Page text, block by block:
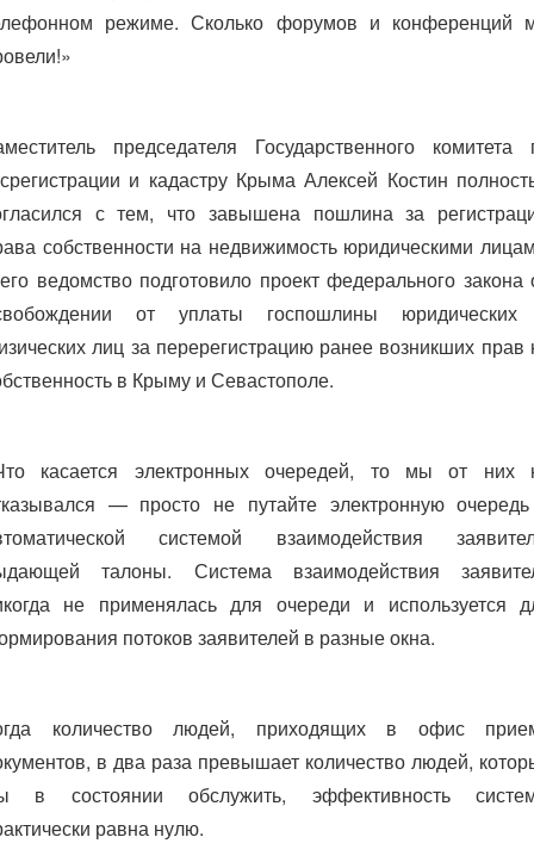
режиме. Сколько форумов и конференций
председателя Государственного комитета
и кадастру Крыма Алексей Костин
с тем, что завышена пошлина за
собственности на недвижимость юридическими
ведомство подготовило проект федерального закона
от уплаты госпошлины
лиц за перерегистрацию ранее возникших прав
в Крыму и Севастополе.
касается электронных очередей, то мы от них
— просто не путайте электронную
системой взаимодействия
талоны. Система взаимодействия
не применялась для очереди и используется
потоков заявителей в разные окна.
количество людей, приходящих в офис
в два раза превышает количество людей,
в состоянии обслужить, эффективность
равна нулю.